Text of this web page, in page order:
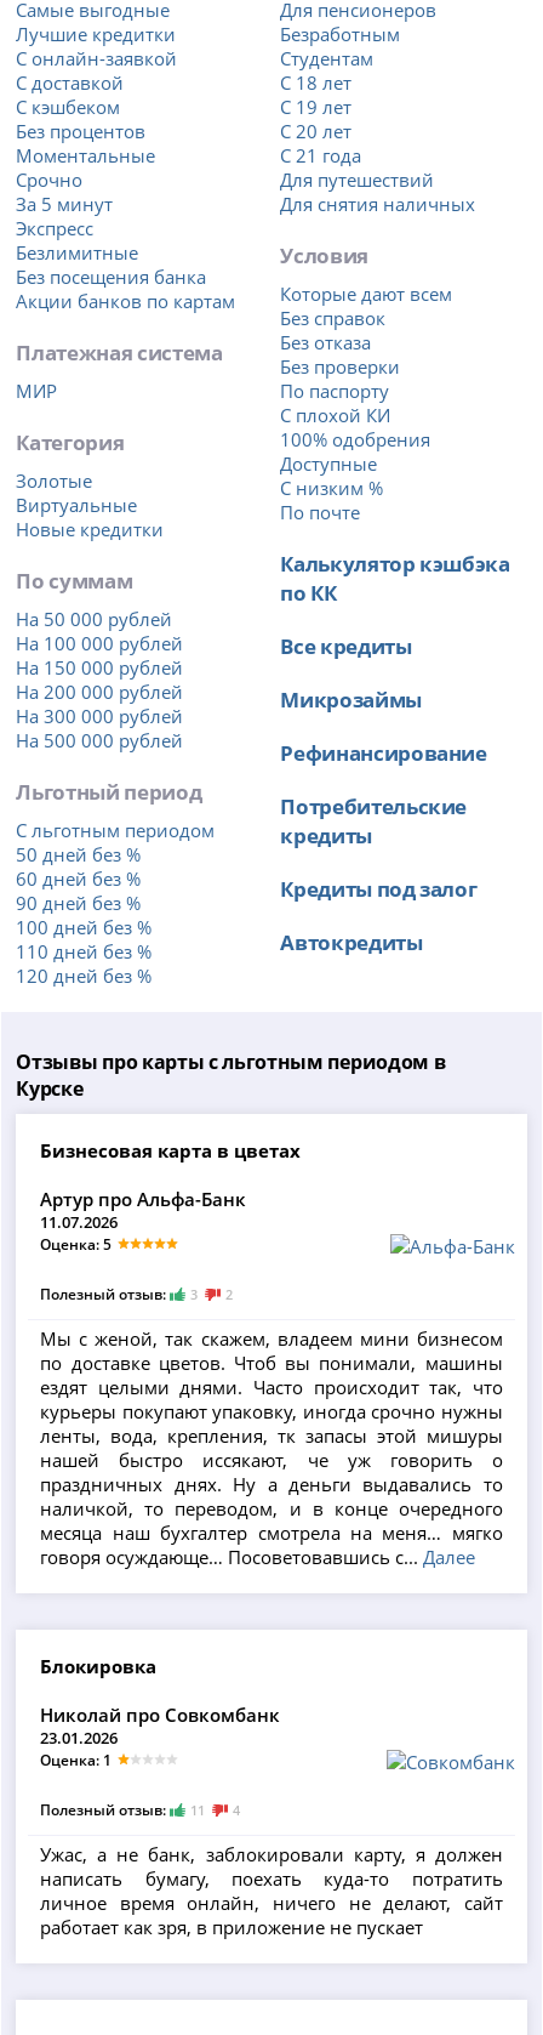
Самые выгодные
Лучшие кредитки
С онлайн-заявкой
С доставкой
С кэшбеком
Без процентов
Моментальные
Срочно
За 5 минут
Экспресс
Безлимитные
Без посещения банка
Акции банков по картам
Платежная система
МИР
Категория
Золотые
Виртуальные
Новые кредитки
По суммам
На 50 000 рублей
На 100 000 рублей
На 150 000 рублей
На 200 000 рублей
На 300 000 рублей
На 500 000 рублей
Льготный период
С льготным периодом
50 дней без %
60 дней без %
90 дней без %
100 дней без %
110 дней без %
120 дней без %
Для пенсионеров
Безработным
Студентам
С 18 лет
С 19 лет
С 20 лет
С 21 года
Для путешествий
Для снятия наличных
Условия
Которые дают всем
Без справок
Без отказа
Без проверки
По паспорту
С плохой КИ
100% одобрения
Доступные
С низким %
По почте
Калькулятор кэшбэка
по КК
Все кредиты
Микрозаймы
Рефинансирование
Потребительские
кредиты
Кредиты под залог
Автокредиты
Отзывы про карты с льготным периодом в
Курске
Бизнесовая карта в цветах
Артур про Альфа-Банк
11.07.2026
Оценка: 5
Полезный отзыв: 3 2
Мы с женой, так скажем, владеем мини бизнесом
по доставке цветов. Чтоб вы понимали, машины
ездят целыми днями. Часто происходит так, что
курьеры покупают упаковку, иногда срочно нужны
ленты, вода, крепления, тк запасы этой мишуры
нашей быстро иссякают, че уж говорить о
праздничных днях. Ну а деньги выдавались то
наличкой, то переводом, и в конце очередного
месяца наш бухгалтер смотрела на меня… мягко
говоря осуждающе… Посоветовавшись с...Далее
Блокировка
Николай про Совкомбанк
23.01.2026
Оценка: 1
Полезный отзыв: 11 4
Ужас, а не банк, заблокировали карту, я должен
написать бумагу, поехать куда-то потратить
личное время онлайн, ничего не делают, сайт
работает как зря, в приложение не пускает